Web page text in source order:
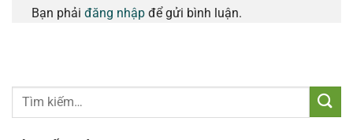
Bạn phải đăng nhập để gửi bình luận.